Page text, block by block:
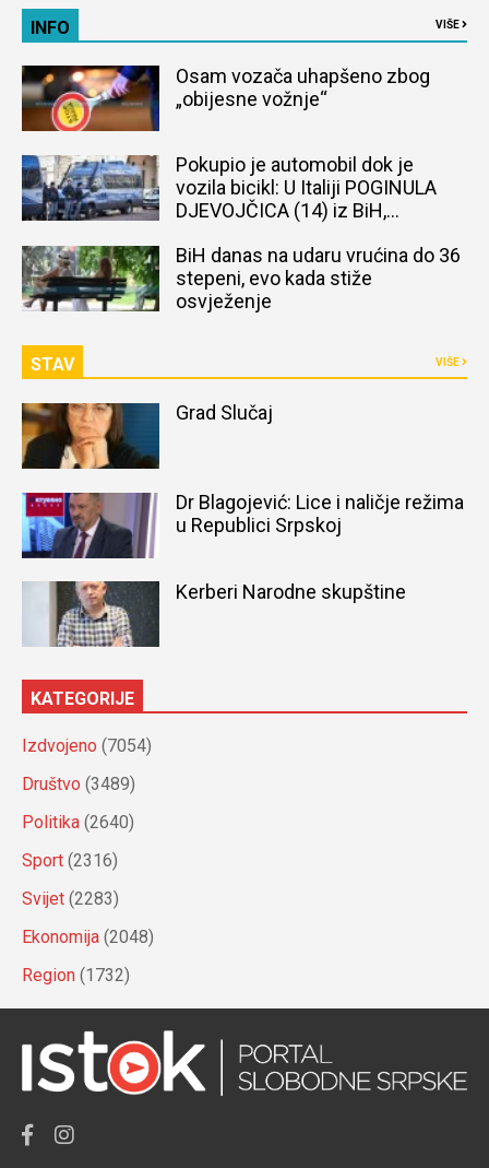
INFO VIŠE
Osam vozača uhapšeno zbog
„obijesne vožnje“
Pokupio je automobil dok je
vozila bicikl: U Italiji POGINULA
DJEVOJČICA (14) iz BiH,
BiH danas na udaru vrućina do 36
stepeni, evo kada stiže
osvježenje
STAV VIŠE
Grad Slučaj
Dr Blagojević: Lice i naličje režima
u Republici Srpskoj
Kerberi Narodne skupštine
KATEGORIJE
Izdvojeno (7054)
Društvo (3489)
Politika (2640)
Sport (2316)
Svijet (2283)
Ekonomija (2048)
Region (1732)